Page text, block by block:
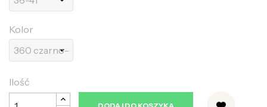
Kolor
Ilość
DODAJ DO KOSZYKA